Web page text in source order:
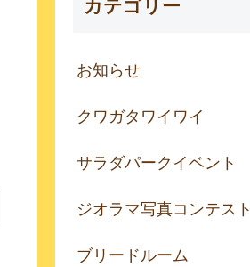
カテゴリー
お知らせ
クワガタワイワイ
サラダパークイベント
ジオラマ写真コンテスト
ブリードルーム